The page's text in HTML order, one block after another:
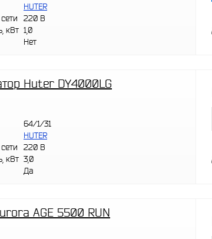
HUTER
220 В
кВт 1,0
Нет
Huter DY4000LG
64/1/31
HUTER
220 В
кВт 3,0
Да
AGE 5500 RUN